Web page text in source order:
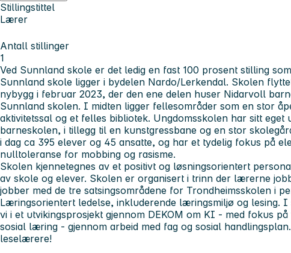
Stillingstittel
Lærer
Antall stillinger
1
Ved Sunnland skole er det ledig en fast 100 prosent stilling
Sunnland skole ligger i bydelen Nardo/Lerkendal. Skolen
nybygg i februar 2023, der den ene delen huser Nidarvoll
Sunnland skolen. I midten ligger fellesområder som en stor
aktivitetssal og et felles bibliotek. Ungdomsskolen har sitt eget
barneskolen, i tillegg til en kunstgressbane og en stor
i dag ca 395 elever og 45 ansatte, og har et tydelig fokus på
nulltoleranse for mobbing og rasisme.
Skolen kjennetegnes av et positivt og løsningsorientert
av skole og elever. Skolen er organisert i trinn der lærerne
jobber med de tre satsingsområdene for Trondheimsskolen i
Læringsorientert ledelse, inkluderende læringsmiljø og lesing. I
vi i et utvikingsprosjekt gjennom DEKOM om KI - med fokus
sosial læring - gjennom arbeid med fag og sosial
leselærere!